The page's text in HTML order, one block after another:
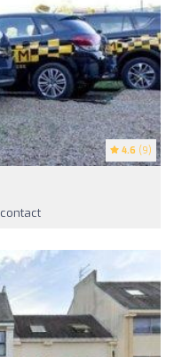
4.6 (9)